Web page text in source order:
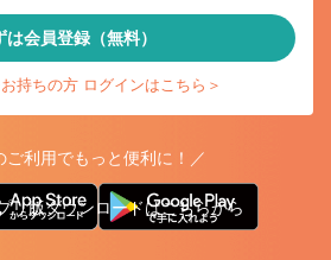
は会員登録（無料）
持ちの方 ログインはこちら＞
ご利用でもっと便利に！／
リ版ダウンロードはこちらから